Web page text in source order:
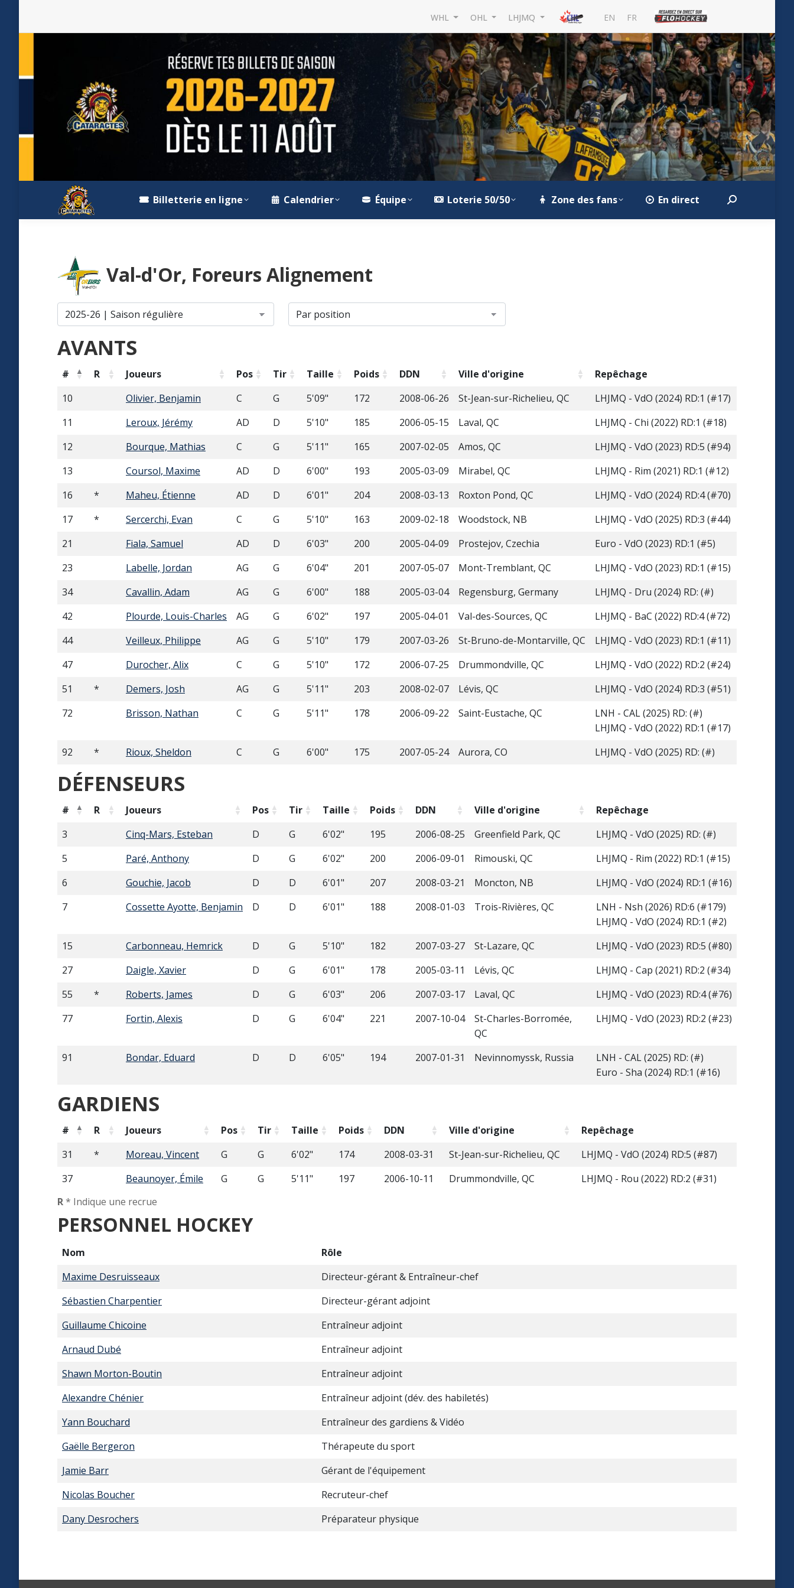
WHL OHL LHJMQ EN FR
Billetterie en ligne Calendrier Équipe Loterie 50/50 Zone des fans En direct Search:
Val-d'Or, Foreurs Alignement
AVANTS
# R Joueurs Pos Tir Taille Poids DDN Ville d'origine
Repêchage
10
Olivier, Benjamin C G 5'09" 172 2008-06-26 St-Jean-sur-Richelieu, QC
LHJMQ - VdO (2024) RD:1 (#17)
11
Leroux, Jérémy AD D 5'10" 185 2006-05-15 Laval, QC
LHJMQ - Chi (2022) RD:1 (#18)
12
Bourque, Mathias C G 5'11" 165 2007-02-05 Amos, QC
LHJMQ - VdO (2023) RD:5 (#94)
13
Coursol, Maxime AD D 6'00" 193 2005-03-09 Mirabel, QC
LHJMQ - Rim (2021) RD:1 (#12)
16
* Maheu, Étienne AD D 6'01" 204 2008-03-13 Roxton Pond, QC
LHJMQ - VdO (2024) RD:4 (#70)
17
* Sercerchi, Evan C G 5'10" 163 2009-02-18 Woodstock, NB
LHJMQ - VdO (2025) RD:3 (#44)
21
Fiala, Samuel AD D 6'03" 200 2005-04-09 Prostejov, Czechia
Euro - VdO (2023) RD:1 (#5)
23
Labelle, Jordan AG G 6'04" 201 2007-05-07 Mont-Tremblant, QC
LHJMQ - VdO (2023) RD:1 (#15)
34
Cavallin, Adam AG G 6'00" 188 2005-03-04 Regensburg, Germany
LHJMQ - Dru (2024) RD: (#)
42
Plourde, Louis-Charles AG G 6'02" 197 2005-04-01 Val-des-Sources, QC
LHJMQ - BaC (2022) RD:4 (#72)
44
Veilleux, Philippe AG G 5'10" 179 2007-03-26 St-Bruno-de-Montarville, QC
LHJMQ - VdO (2023) RD:1 (#11)
47
Durocher, Alix C G 5'10" 172 2006-07-25 Drummondville, QC
LHJMQ - VdO (2022) RD:2 (#24)
51
* Demers, Josh AG G 5'11" 203 2008-02-07 Lévis, QC
LHJMQ - VdO (2024) RD:3 (#51)
72
Brisson, Nathan C G 5'11" 178 2006-09-22 Saint-Eustache, QC
LNH - CAL (2025) RD: (#)
LHJMQ - VdO (2022) RD:1 (#17)
92
* Rioux, Sheldon C G 6'00" 175 2007-05-24 Aurora, CO LHJMQ - VdO (2025) RD: (#)
DÉFENSEURS
# R Joueurs Pos Tir Taille Poids DDN Ville d'origine
Repêchage
3
Cinq-Mars, Esteban D G 6'02" 195 2006-08-25 Greenfield Park, QC
LHJMQ - VdO (2025) RD: (#)
5
Paré, Anthony D G 6'02" 200 2006-09-01 Rimouski, QC
LHJMQ - Rim (2022) RD:1 (#15)
6
Gouchie, Jacob D D 6'01" 207 2008-03-21 Moncton, NB
LHJMQ - VdO (2024) RD:1 (#16)
7
Cossette Ayotte, Benjamin D D 6'01" 188 2008-01-03 Trois-Rivières, QC
LNH - Nsh (2026) RD:6 (#179)
LHJMQ - VdO (2024) RD:1 (#2)
15
Carbonneau, Hemrick D G 5'10" 182 2007-03-27 St-Lazare, QC
LHJMQ - VdO (2023) RD:5 (#80)
27
Daigle, Xavier D G 6'01" 178 2005-03-11 Lévis, QC
LHJMQ - Cap (2021) RD:2 (#34)
55
* Roberts, James D G 6'03" 206 2007-03-17 Laval, QC
LHJMQ - VdO (2023) RD:4 (#76)
77
Fortin, Alexis D G 6'04" 221 2007-10-04
St-Charles-Borromée,
QC
LHJMQ - VdO (2023) RD:2 (#23)
91 Bondar, Eduard D D 6'05" 194 2007-01-31 Nevinnomyssk, Russia
LNH - CAL (2025) RD: (#)
Euro - Sha (2024) RD:1 (#16)
GARDIENS
# R Joueurs Pos Tir Taille Poids DDN Ville d'origine
Repêchage
31
* Moreau, Vincent G G 6'02" 174 2008-03-31 St-Jean-sur-Richelieu, QC
LHJMQ - VdO (2024) RD:5 (#87)
37
Beaunoyer, Émile G G 5'11" 197 2006-10-11 Drummondville, QC
LHJMQ - Rou (2022) RD:2 (#31)
R* Indique une recrue
PERSONNEL HOCKEY
Nom
Rôle
Maxime Desruisseaux
Directeur-gérant & Entraîneur-chef
Sébastien Charpentier
Directeur-gérant adjoint
Guillaume Chicoine
Entraîneur adjoint
Arnaud Dubé
Entraîneur adjoint
Shawn Morton-Boutin
Entraîneur adjoint
Alexandre Chénier
Entraîneur adjoint (dév. des habiletés)
Yann Bouchard
Entraîneur des gardiens & Vidéo
Gaëlle Bergeron
Thérapeute du sport
Jamie Barr
Gérant de l'équipement
Nicolas Boucher
Recruteur-chef
Dany Desrochers
Préparateur physique